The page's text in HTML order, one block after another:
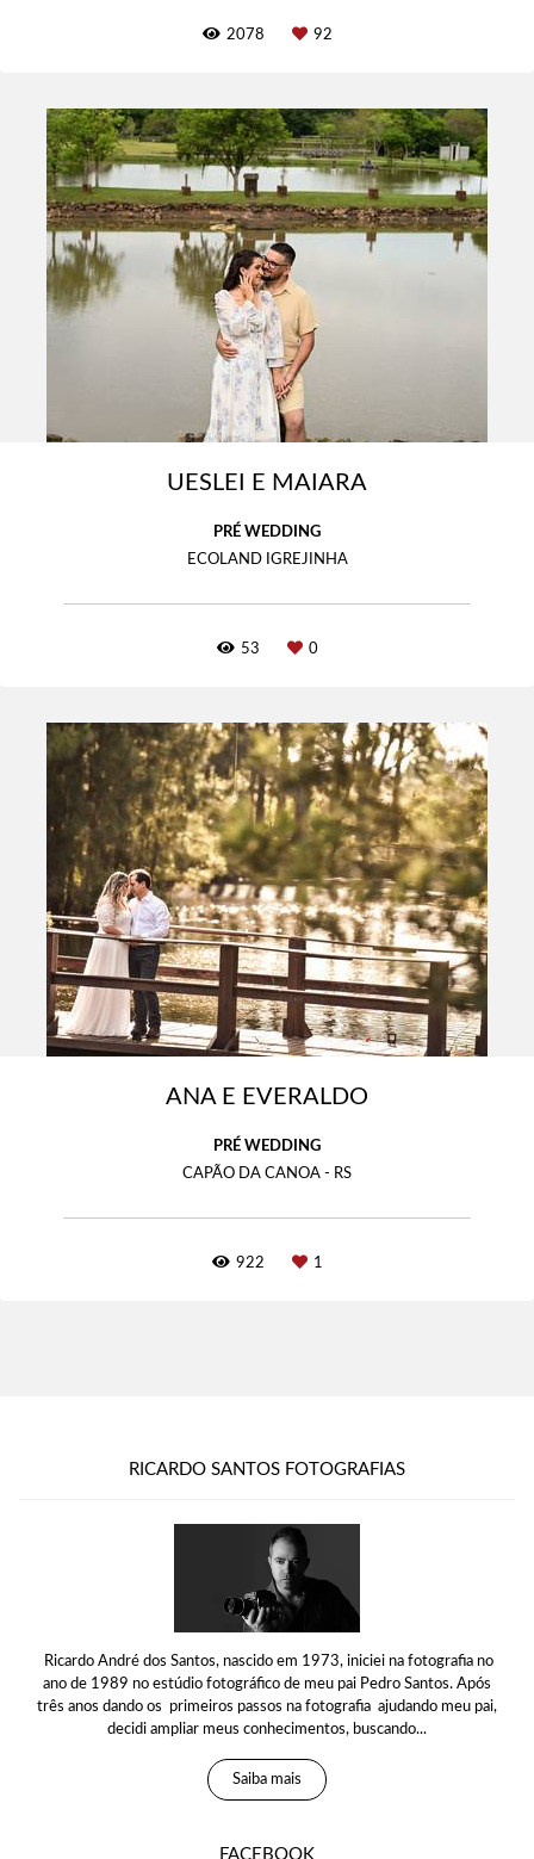
2078 92
UESLEI E MAIARA
PRÉ WEDDING
ECOLAND IGREJINHA
53 0
ANA E EVERALDO
PRÉ WEDDING
CAPÃO DA CANOA - RS
922 1
RICARDO SANTOS FOTOGRAFIAS
Ricardo André dos Santos, nascido em 1973, iniciei na fotografia no
ano de 1989 no estúdio fotográfico de meu pai Pedro Santos. Após
três anos dando os primeiros passos na fotografia ajudando meu pai,
decidi ampliar meus conhecimentos, buscando...
Saiba mais
FACEBOOK